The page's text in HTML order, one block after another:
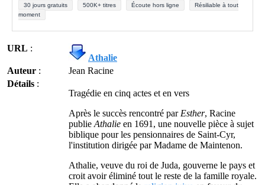
30 jours gratuits 500K+ titres Écoute hors ligne
Résiliable à tout
moment
URL :
Athalie
Auteur :
Jean Racine
Détails :
Tragédie en cinq actes et en vers
Après le succès rencontré par Esther, Racine
publie Athalie en 1691, une nouvelle pièce à sujet
biblique pour les pensionnaires de Saint-Cyr,
l'institution dirigée par Madame de Maintenon.
Athalie, veuve du roi de Juda, gouverne le pays et
croit avoir éliminé tout le reste de la famille royale.